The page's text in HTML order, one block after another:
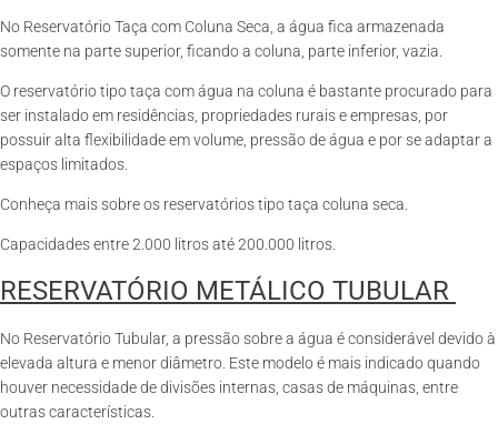
No Reservatório Taça com Coluna Seca, a água fica armazenada
somente na parte superior, ficando a coluna, parte inferior, vazia.
O reservatório tipo taça com água na coluna é bastante procurado para
ser instalado em residências, propriedades rurais e empresas, por
possuir alta flexibilidade em volume, pressão de água e por se adaptar a
espaços limitados.
Conheça mais sobre os reservatórios tipo taça coluna seca.
Capacidades entre 2.000 litros até 200.000 litros.
RESERVATÓRIO METÁLICO TUBULAR
No Reservatório Tubular, a pressão sobre a água é considerável devido à
elevada altura e menor diâmetro. Este modelo é mais indicado quando
houver necessidade de divisões internas, casas de máquinas, entre
outras características.